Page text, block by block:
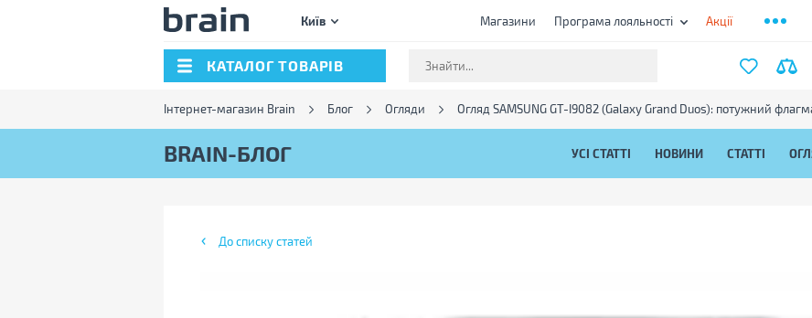
Київ Магазини Програма лояльності Акції
КАТАЛОГ ТОВАРІВ
Інтернет-магазин Brain Блог Огляди Огляд SAMSUNG GT-I9082 (Galaxy Grand Duos): потужний
BRAIN-БЛОГ УСІ СТАТТІ НОВИНИ СТАТТІ
До списку статей